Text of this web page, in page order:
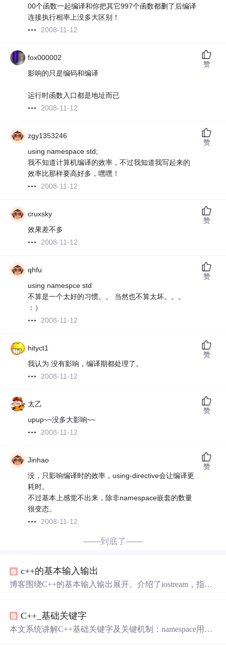
00个函数一起编译和你把其它997个函数都删了后编译
连接执行相率上没多大区别！
2008-11-12
fox000002
影响的只是编码和编译
运行时函数入口都是地址而已
2008-11-12
赞
zgy1353246
using namespace std;
我不知道计算机编译的效率，不过我知道我写起来的
效率比那样要高好多，嘿嘿！
2008-11-12
赞
cruxsky
效果差不多
2008-11-12
赞
qhfu
using namespce std
不算是一个太好的习惯。。 当然也不算太坏。。。
：）
2008-11-12
赞
hityct1
我认为 没有影响，编译期都处理了。
2008-11-12
赞
太乙
upup~~没多大影响~~
2008-11-12
赞
Jinhao
没，只影响编译时的效率，using-directive会让编译更
耗时。
不过基本上感觉不出来，除非namespace嵌套的数量
很变态。
2008-11-12
赞
——到底了——
c++的基本输入输出
博客围绕C++的基本输入输出展开。介绍了iostream，指出
识别类型，以及如何保存指定小数位数，最后提及了cou
t、cin的优化。
C++_基础关键字
本文系统讲解C++基础关键字及关键机制：namespace用于